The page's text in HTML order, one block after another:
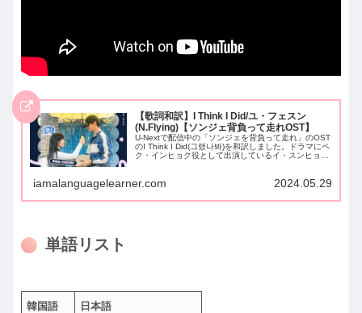
【歌詞和訳】I Think I Did/ユ・フェスン
(N.Flying)【ソンジェ背負って走れOST】
U-Nextで配信中の「ソンジェを背負って走れ」のOST
のI Think I Did(그랬나봐)を和訳しました。ドラマにペ
ク・インヒョク役として出演しているイ・スンヒョプ
とめましたので、学習に役立てていただけると幸いで
iamalanguagelearner.com 2024.05.29
単語リスト
韓国語 日本語